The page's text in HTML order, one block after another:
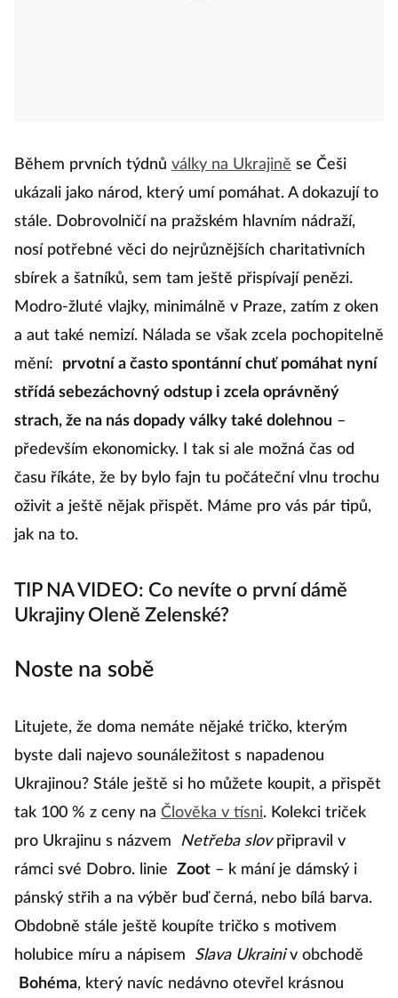
Během prvních týdnů války na Ukrajině se Češi
ukázali jako národ, který umí pomáhat. A dokazují to
stále. Dobrovolničí na pražském hlavním nádraží,
nosí potřebné věci do nejrůznějších charitativních
sbírek a šatníků, sem tam ještě přispívají penězi.
Modro-žluté vlajky, minimálně v Praze, zatím z oken
a aut také nemizí. Nálada se však zcela pochopitelně
mění:
prvotní a často spontánní chuť pomáhat nyní
střídá sebezáchovný odstup i zcela oprávněný
strach, že na nás dopady války také dolehnou –
především ekonomicky. I tak si ale možná čas od
času říkáte, že by bylo fajn tu počáteční vlnu trochu
oživit a ještě nějak přispět. Máme pro vás pár tipů,
jak na to.
TIP NA VIDEO: Co nevíte o první dámě
Ukrajiny Oleně Zelenské?
Noste na sobě
Litujete, že doma nemáte nějaké tričko, kterým
byste dali najevo sounáležitost s napadenou
Ukrajinou? Stále ještě si ho můžete koupit, a přispět
tak 100 % z ceny na Člověka v tísni. Kolekci triček
pro Ukrajinu s názvem
Netřeba slovpřipravil v
rámci své Dobro. linie
Zoot– k mání je dámský i
pánský střih a na výběr buď černá, nebo bílá barva.
Obdobně stále ještě koupíte tričko s motivem
holubice míru a nápisem
Slava Ukrainiv obchodě
Bohéma, který navíc nedávno otevřel krásnou